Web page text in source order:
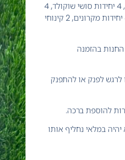
המארז מכיל: 4 יחידות סושי פיסטוק פירות יער, 4 יחידות סושי שוקולד, 4
יחידות סושי טופי בננה, 2 יחידות אקלר תות, 4 יחידות מקרונים, 2 קינוחי
בהזמנה
לרגש לפנק או להתפנק
להוספת ברכה.
במלאי נחליף אותו